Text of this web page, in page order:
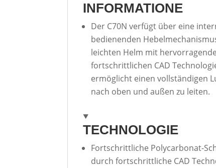
INFORMATIONE
Der C70N verfügt über eine
bedienenden
leichten Helm mit
fortschrittlichen CAD
ermöglicht einen vollständigen
nach oben und außen zu leiten.
TECHNOLOGIE
Fortschrittliche Polycarbonat-
durch fortschrittliche CAD